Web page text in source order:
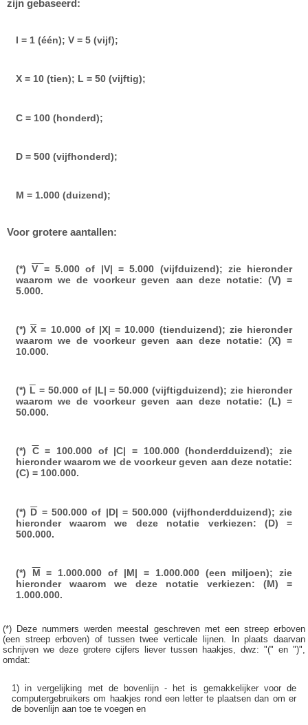
zijn gebaseerd:
I = 1 (één); V = 5 (vijf);
X = 10 (tien); L = 50 (vijftig);
C = 100 (honderd);
D = 500 (vijfhonderd);
M = 1.000 (duizend);
Voor grotere aantallen:
(*)V = 5.000 of |V| = 5.000 (vijfduizend); zie hieronder
waarom we de voorkeur geven aan deze notatie: (V) =
5.000.
(*)X = 10.000 of |X| = 10.000 (tienduizend); zie hieronder
waarom we de voorkeur geven aan deze notatie: (X) =
10.000.
(*) L = 50.000 of |L| = 50.000 (vijftigduizend); zie hieronder
waarom we de voorkeur geven aan deze notatie: (L) =
50.000.
(*) C= 100.000 of |C| = 100.000 (honderdduizend); zie
hieronder waarom we de voorkeur geven aan deze notatie:
(C) = 100.000.
(*) D = 500.000 of |D| = 500.000 (vijfhonderdduizend); zie
hieronder waarom we deze notatie verkiezen: (D) =
500.000.
(*) M = 1.000.000 of |M| = 1.000.000 (een miljoen); zie
hieronder waarom we deze notatie verkiezen: (M) =
1.000.000.
(*) Deze nummers werden meestal geschreven met een streep erboven
(een streep erboven) of tussen twee verticale lijnen. In plaats daarvan
schrijven we deze grotere cijfers liever tussen haakjes, dwz: "(" en ")",
omdat:
1) in vergelijking met de bovenlijn - het is gemakkelijker voor de
computergebruikers om haakjes rond een letter te plaatsen dan om er
de bovenlijn aan toe te voegen en